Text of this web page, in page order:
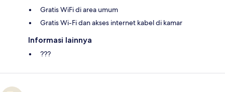
Gratis WiFi di area umum
Gratis Wi-Fi dan akses internet kabel di kamar
Informasi lainnya
???